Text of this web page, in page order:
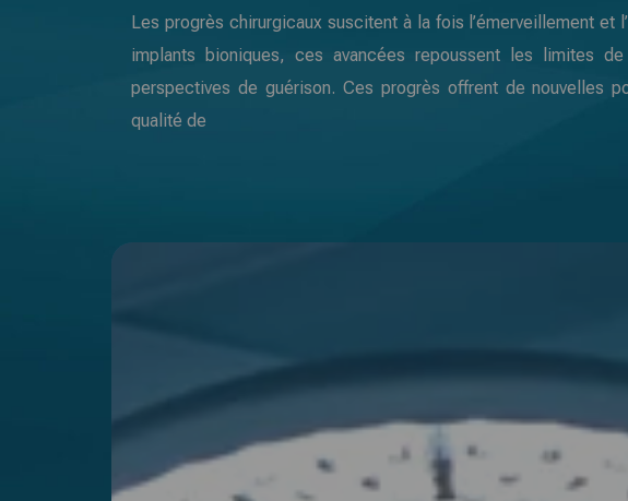
Les progrès chirurgicaux suscitent à la fois l’émerveillement et
implants bioniques, ces avancées repoussent les limites
perspectives de guérison. Ces progrès offrent de nouvelles
qualité de